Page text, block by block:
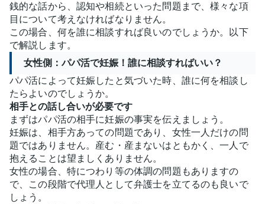
銭的な話から、認知や相続といった問題まで、様々な項
目について考えなければなりません。
この場合、何を誰に相談すれば良いのでしょうか。以下
で解説します。
女性側：パパ活で妊娠！誰に相談すればいい？
パパ活によって妊娠したと気づいた時、誰に何を相談し
たらよいのでしょうか。
相手との話し合いが必要です
まずはパパ活の相手に妊娠の事実を伝えましょう。
妊娠は、相手方あっての問題であり、女性一人だけの問
題ではありません。産む・産まないはともかく、一人で
抱えることは望ましくありません。
女性の場合、特につわり等の体調の問題もありますの
で、この段階で代理人として弁護士を立てるのも良いで
しょう。